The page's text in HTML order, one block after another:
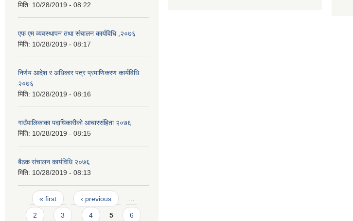
मिति: 10/28/2019 - 08:22
एफ एम व्यवस्थापन तथा संचालन कार्यविधि ,२०७६
मिति: 10/28/2019 - 08:17
निर्णय आदेश र अधिकार पत्र प्रमाणिकरण कार्यविधि
२०७६
मिति: 10/28/2019 - 08:16
गाउँपालिकाका पदाधिकारीको आचारसंहि‌‌ता २०७६
मिति: 10/28/2019 - 08:15
बैठक संचालन कार्यविधि २०७६
मिति: 10/28/2019 - 08:13
Pages
« first ‹ previous
2 3 4 5 6